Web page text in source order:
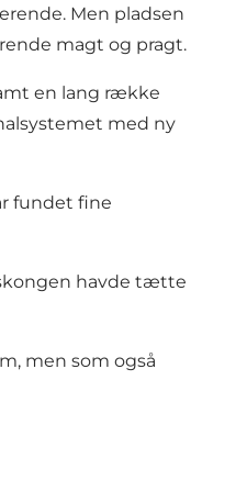
Men pladsen
magt og pragt.
en lang række
med ny
fundet fine
havde tætte
men som også